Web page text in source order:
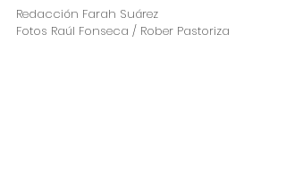
Redacción Farah Suárez
Fotos Raúl Fonseca / Rober Pastoriza